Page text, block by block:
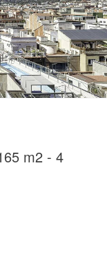
m2 - 4